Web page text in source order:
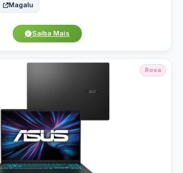
Magalu
Saiba Mais
Rosa